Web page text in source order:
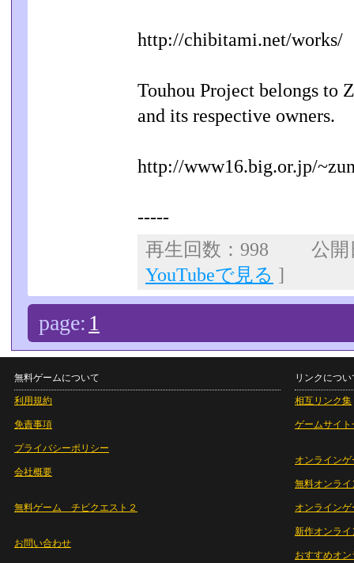
http://chibitami.net/works/
Touhou Project belongs to
and its respective owners.
http://www16.big.or.jp/
-----
再生回数：998 公
YouTubeで見る ]
page: 1
無料ゲームについて
利用規約
免責事項
プライバシーポリシー
会社概要
無料ゲーム チビクエスト２
お問い合わせ
リンクについ
相互リンク集
ゲームサイト
オンラインゲ
無料オンライ
オンライン
新作オンライ
おすすめオ